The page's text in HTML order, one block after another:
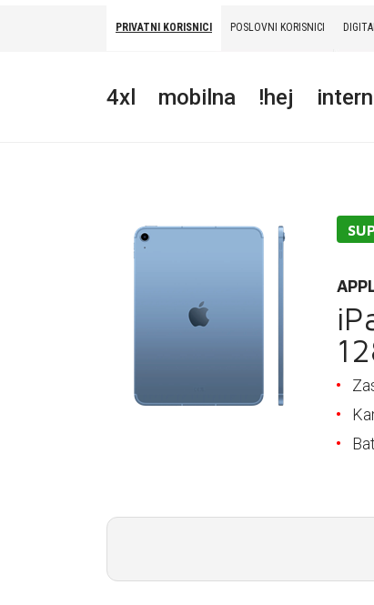
PRIVATNI KORISNICI POSLOVNI KORISNICI
4xl mobilna !hej